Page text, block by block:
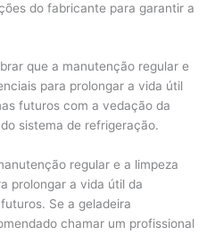
do fabricante para garantir a
que a manutenção regular e
para prolongar a vida útil
futuros com a vedação da
sistema de refrigeração.
regular e a limpeza
prolongar a vida útil da
Se a geladeira
chamar um profissional